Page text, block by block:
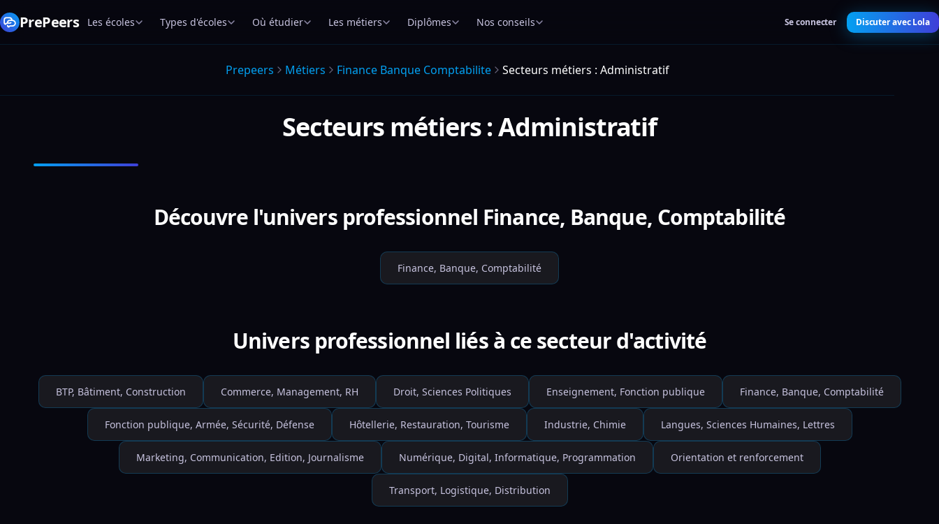
PrePeers Les écoles Types d'écoles Où étudier Les métiers Diplômes Nos conseils Se connecter Discuter avec Lola
Prepeers Métiers Finance Banque Comptabilite Secteurs métiers : Administratif
Secteurs métiers : Administratif
Découvre l'univers professionnel Finance, Banque, Comptabilité
Finance, Banque, Comptabilité
Univers professionnel liés à ce secteur d'activité
BTP, Bâtiment, Construction Commerce, Management, RH Droit, Sciences Politiques Enseignement, Fonction publique Finance, Banque, Comptabilité
Fonction publique, Armée, Sécurité, Défense Hôtellerie, Restauration, Tourisme Industrie, Chimie Langues, Sciences Humaines, Lettres
Marketing, Communication, Edition, Journalisme Numérique, Digital, Informatique, Programmation Orientation et renforcement
Transport, Logistique, Distribution